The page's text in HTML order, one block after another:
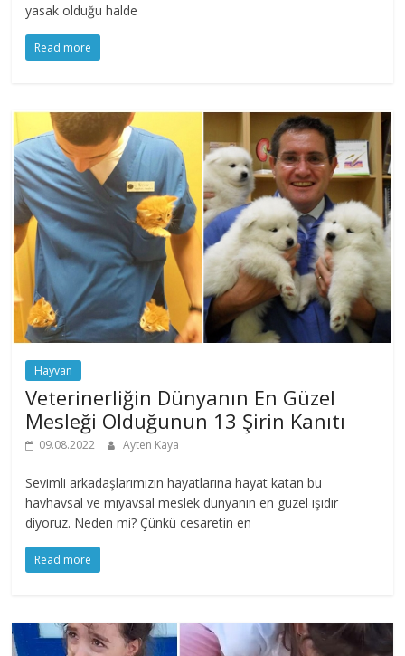
yasak olduğu halde
Read more
Hayvan
Veterinerliğin Dünyanın En Güzel
Mesleği Olduğunun 13 Şirin Kanıtı
09.08.2022 Ayten Kaya
Sevimli arkadaşlarımızın hayatlarına hayat katan bu
havhavsal ve miyavsal meslek dünyanın en güzel işidir
diyoruz. Neden mi? Çünkü cesaretin en
Read more